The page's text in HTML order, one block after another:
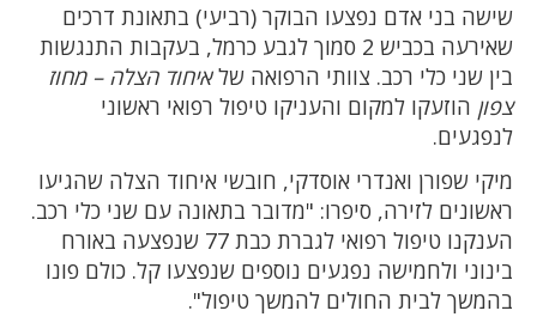
שישה בני אדם נפצעו הבוקר (רביעי) בתאונת דרכים
שאירעה בכביש 2 סמוך לגבע כרמל, בעקבות התנגשות
בין שני כלי רכב. צוותי הרפואה שלאיחוד הצלה – מחוז
צפון הוזעקו למקום והעניקו טיפול רפואי ראשוני
לנפגעים.
מיקי שפורן ואנדרי אוסדקי, חובשי איחוד הצלה שהגיעו
ראשונים לזירה, סיפרו: "מדובר בתאונה עם שני כלי רכב.
הענקנו טיפול רפואי לגברת כבת 77 שנפצעה באורח
בינוני ולחמישה נפגעים נוספים שנפצעו קל. כולם פונו
בהמשך לבית החולים להמשך טיפול".